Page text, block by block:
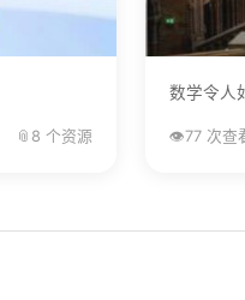
📎 8 个资源
数学令人
👁️77 次查